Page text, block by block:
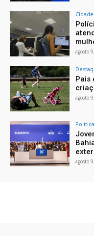
Cidade
agosto
Pais
agosto
Política
agosto